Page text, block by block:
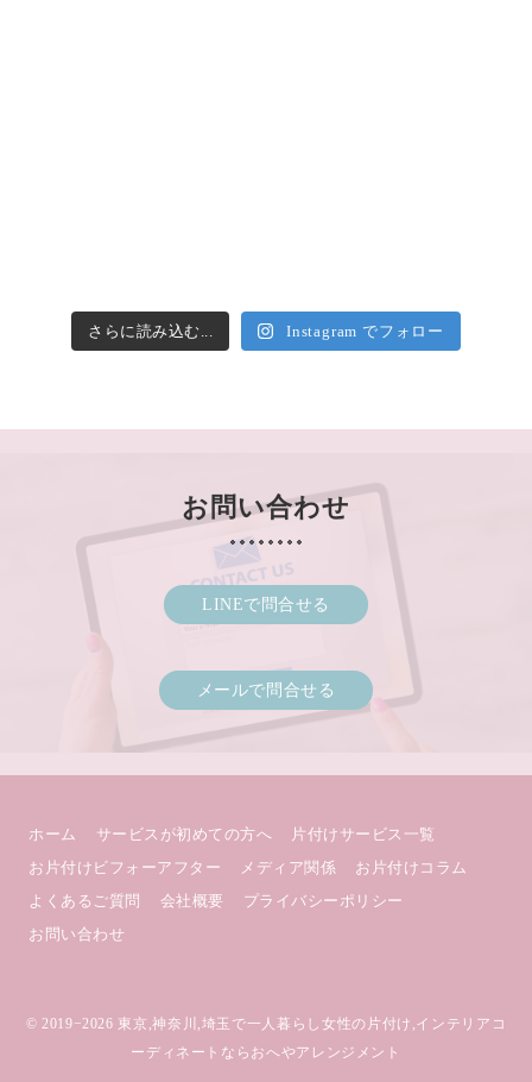
さらに読み込む... Instagram でフォロー
お問い合わせ
LINEで問合せる
メールで問合せる
ホーム サービスが初めての方へ
片付けサービス一覧
お片付けビフォーアフター
メディア関係
お片付けコラム
よくあるご質問
会社概要
プライバシーポリシー
お問い合わせ
© 2019−2026 東京,神奈川,埼玉で一人暮らし女性の片付け,インテリアコ
ーディネートならおへやアレンジメント